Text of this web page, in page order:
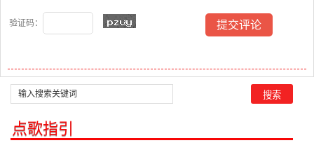
验证码：
点歌指引